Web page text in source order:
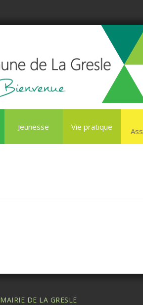
Jeunesse Vie pratique
MAIRIE DE LA GRESLE